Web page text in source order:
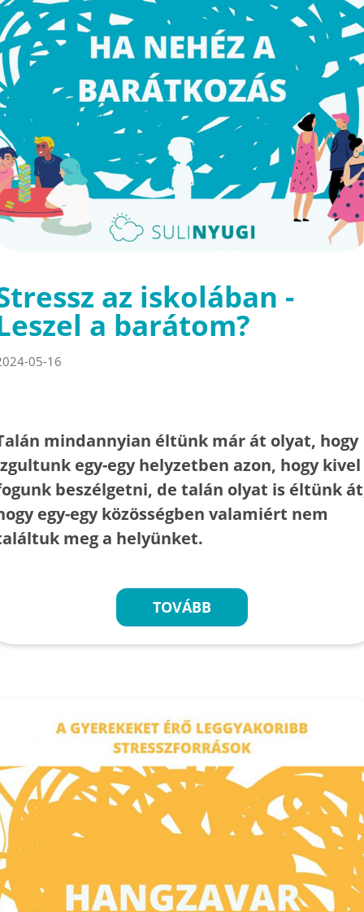
az iskolában -
a barátom?
05-16
mindannyian éltünk már át olyat, hogy
egy-egy helyzetben azon, hogy kivel
beszélgetni, de talán olyat is éltünk
egy-egy közösségben valamiért nem
meg a helyünket.
TOVÁBB